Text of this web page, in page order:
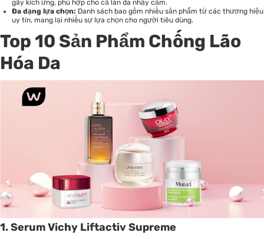
gây kích ứng, phù hợp cho cả làn da nhạy cảm.
Đa dạng lựa chọn: Danh sách bao gồm nhiều sản phẩm từ các thương hiệu
uy tín, mang lại nhiều sự lựa chọn cho người tiêu dùng.
Top 10 Sản Phẩm Chống Lão
Hóa Da
1. Serum Vichy Liftactiv Supreme